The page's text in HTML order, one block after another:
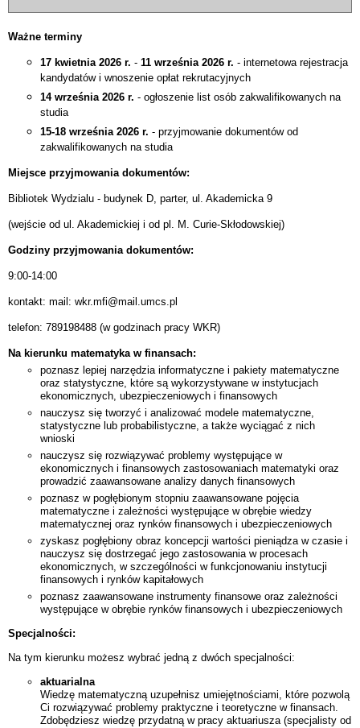
Ważne terminy
17 kwietnia 2026 r. - 11 września 2026 r. - internetowa rejestracja
kandydatów i wnoszenie opłat rekrutacyjnych
14 września 2026 r. - ogłoszenie list osób zakwalifikowanych na
studia
15-18 września 2026 r. - przyjmowanie dokumentów od
zakwalifikowanych na studia
Miejsce przyjmowania dokumentów:
Bibliotek Wydzialu - budynek D, parter, ul. Akademicka 9
(wejście od ul. Akademickiej i od pl. M. Curie-Skłodowskiej)
Godziny przyjmowania dokumentów:
9:00-14:00
kontakt: mail: wkr.mfi@mail.umcs.pl
telefon: 789198488 (w godzinach pracy WKR)
Na kierunku matematyka w finansach:
poznasz lepiej narzędzia informatyczne i pakiety matematyczne
oraz statystyczne, które są wykorzystywane w instytucjach
ekonomicznych, ubezpieczeniowych i finansowych
nauczysz się tworzyć i analizować modele matematyczne,
statystyczne lub probabilistyczne, a także wyciągać z nich
wnioski
nauczysz się rozwiązywać problemy występujące w
ekonomicznych i finansowych zastosowaniach matematyki oraz
prowadzić zaawansowane analizy danych finansowych
poznasz w pogłębionym stopniu zaawansowane pojęcia
matematyczne i zależności występujące w obrębie wiedzy
matematycznej oraz rynków finansowych i ubezpieczeniowych
zyskasz pogłębiony obraz koncepcji wartości pieniądza w czasie i
nauczysz się dostrzegać jego zastosowania w procesach
ekonomicznych, w szczególności w funkcjonowaniu instytucji
finansowych i rynków kapitałowych
poznasz zaawansowane instrumenty finansowe oraz zależności
występujące w obrębie rynków finansowych i ubezpieczeniowych
Specjalności:
Na tym kierunku możesz wybrać jedną z dwóch specjalności:
aktuarialna
Wiedzę matematyczną uzupełnisz umiejętnościami, które pozwolą
Ci rozwiązywać problemy praktyczne i teoretyczne w finansach.
Zdobędziesz wiedzę przydatną w pracy aktuariusza (specjalisty od